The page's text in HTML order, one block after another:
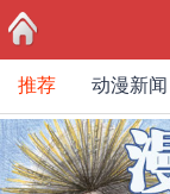
首页
推荐 动漫新闻